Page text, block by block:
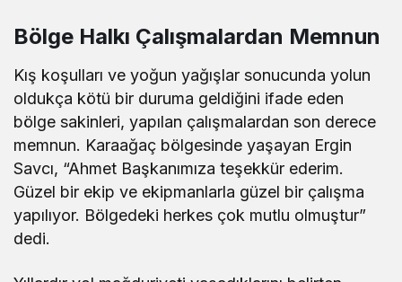
Bölge Halkı Çalışmalardan Memnun
Kış koşulları ve yoğun yağışlar sonucunda yolun
oldukça kötü bir duruma geldiğini ifade eden
bölge sakinleri, yapılan çalışmalardan son derece
memnun. Karaağaç bölgesinde yaşayan Ergin
Savcı, “Ahmet Başkanımıza teşekkür ederim.
Güzel bir ekip ve ekipmanlarla güzel bir çalışma
yapılıyor. Bölgedeki herkes çok mutlu olmuştur”
dedi.